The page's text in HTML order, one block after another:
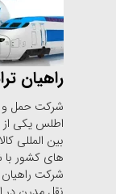
راهیان
شرکت حمل و
اطلس یکی
بین المللی
های کشور
شرکت